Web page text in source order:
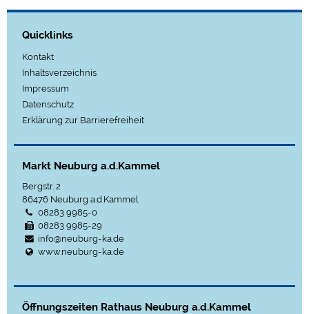
Quicklinks
Kontakt
Inhaltsverzeichnis
Impressum
Datenschutz
Erklärung zur Barrierefreiheit
Markt Neuburg a.d.Kammel
Bergstr. 2
86476 Neuburg a.d.Kammel
08283 9985-0
08283 9985-29
info@neuburg-ka.de
www.neuburg-ka.de
Öffnungszeiten Rathaus Neuburg a.d.Kammel